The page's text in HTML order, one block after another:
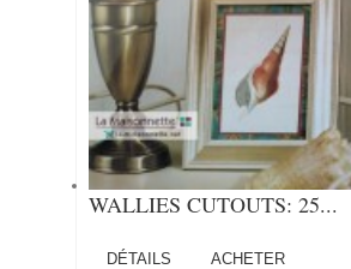
WALLIES CUTOUTS: 25...
DÉTAILS ACHETER